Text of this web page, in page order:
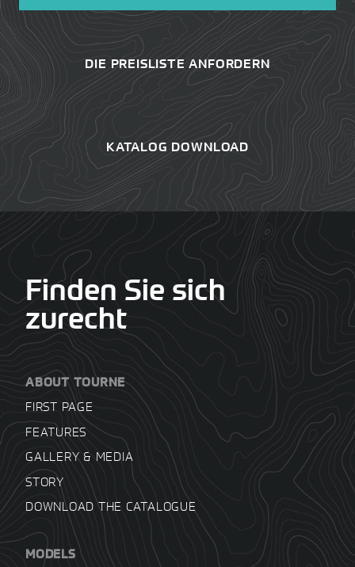
DIE PREISLISTE ANFORDERN
KATALOG DOWNLOAD
Finden Sie sich
zurecht
ABOUT TOURNE
FIRST PAGE
FEATURES
GALLERY & MEDIA
STORY
DOWNLOAD THE CATALOGUE
MODELS